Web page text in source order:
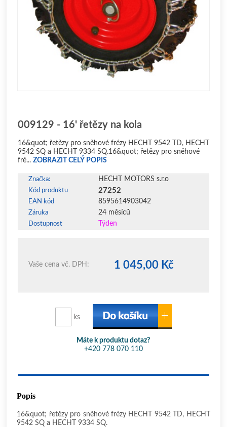
009129 - 16' řetězy na kola
16&quot; řetězy pro sněhové frézy HECHT 9542 TD, HECHT
9542 SQ a HECHT 9334 SQ.16&quot; řetězy pro sněhové
fré... ZOBRAZIT CELÝ POPIS
Značka: HECHT MOTORS s.r.o
Kód produktu 27252
EAN kód 8595614903042
Záruka 24 měsíců
Dostupnost Týden
Vaše cena vč. DPH: 1 045,00 Kč
ks
Máte k produktu dotaz?
+420 778 070 110
Popis
16&quot; řetězy pro sněhové frézy HECHT 9542 TD, HECHT
9542 SQ a HECHT 9334 SQ.